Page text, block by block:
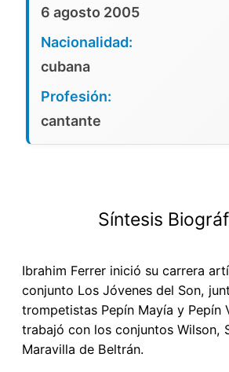
6 agosto 2005
Nacionalidad:
cubana
Profesión:
cantante
Síntesis
Ibrahim Ferrer inició su carrera
conjunto Los Jóvenes del Son,
trompetistas Pepín Mayía y Pepín
trabajó con los conjuntos Wilson,
Maravilla de Beltrán.